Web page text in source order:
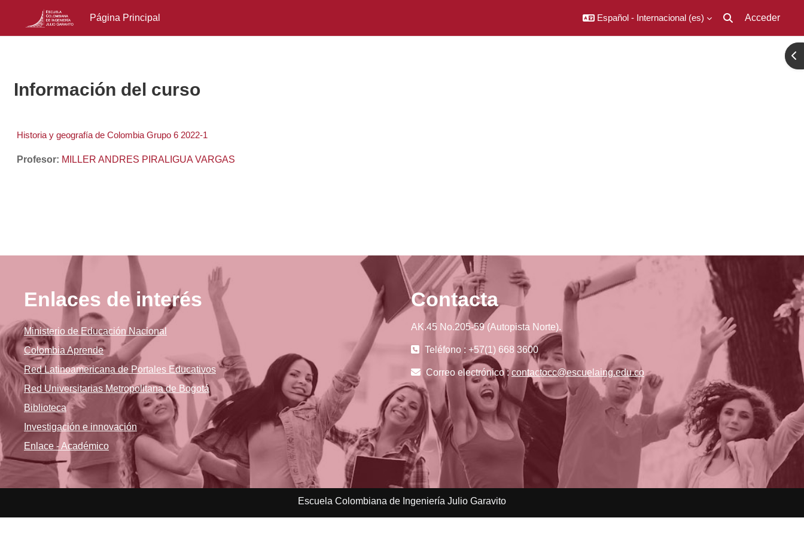
Página Principal Español - Internacional ‎(es)‎
Selector de
Acceder
Información del curso
Historia y geografía de Colombia Grupo 6 2022-1
Profesor: MILLER ANDRES PIRALIGUA VARGAS
Enlaces de interés
Ministerio de Educación Nacional
Colombia Aprende
Red Latinoamericana de Portales Educativos
Red Universitarias Metropolitana de Bogotá
Biblioteca
Investigación e innovación
Enlace - Académico
Contacta
AK.45 No.205-59 (Autopista Norte).
Teléfono : +57(1) 668 3600
Correo electrónico :contactocc@escuelaing.edu.co
Escuela Colombiana de Ingeniería Julio Garavito